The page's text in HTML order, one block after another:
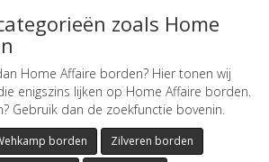
zoals Home
Home Affaire borden? Hier tonen wij
enigszins lijken op Home Affaire borden.
Gebruik dan de zoekfunctie bovenin.
borden
Zilveren borden